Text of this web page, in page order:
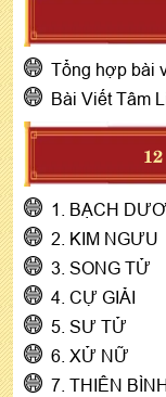
Tổng hợp bài
Bài Viết Tâm
1. BẠCH
2. KIM NGƯU
3. SONG TỬ
4. CỰ GIẢI
5. SƯ TỬ
6. XỬ NỮ
7. THIÊN